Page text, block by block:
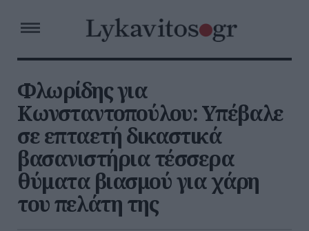
Φλωρίδης για
Κωνσταντοπούλου: Υπέβαλε
σε επταετή δικαστικά
βασανιστήρια τέσσερα
θύματα βιασμού για χάρη
του πελάτη της